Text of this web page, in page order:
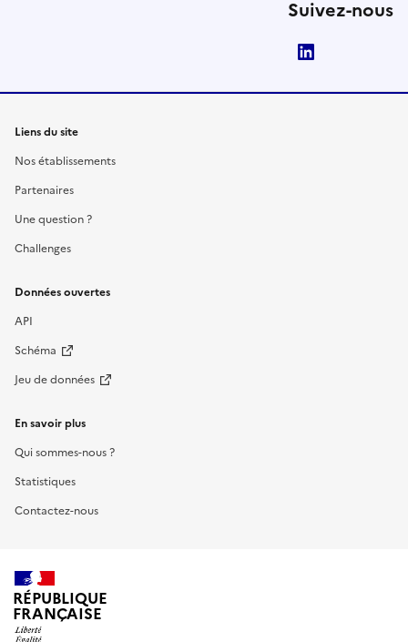
Suivez-nous
Liens du site
Nos établissements
Partenaires
Une question ?
Challenges
Données ouvertes
API
Schéma
Jeu de données
En savoir plus
Qui sommes-nous ?
Statistiques
Contactez-nous
RÉPUBLIQUE
FRANÇAISE